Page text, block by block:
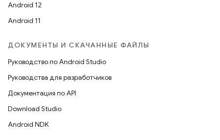
Android 12
Android 11
ДОКУМЕНТЫ И СКАЧАННЫЕ ФАЙЛЫ
Руководство по Android Studio
Руководства для разработчиков
Документация по API
Download Studio
Android NDK